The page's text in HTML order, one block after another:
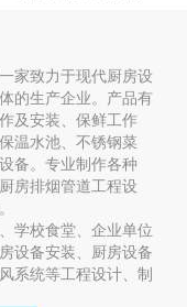
致力于现代厨房设
的生产企业。产品有
及安装、保鲜工作
温水池、不锈钢菜
备。专业制作各种
房排烟管道工程设
校食堂、企业单位
设备安装、厨房设备
系统等工程设计、制